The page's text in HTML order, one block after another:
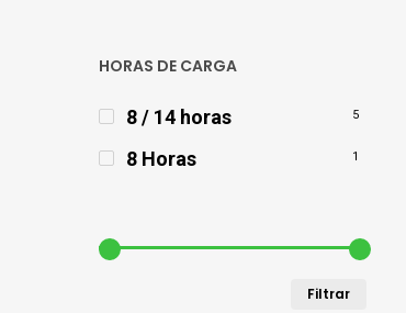
HORAS DE CARGA
8 / 14 horas 5
8 Horas 1
Filtrar